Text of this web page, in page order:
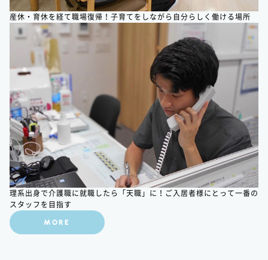
産休・育休を経て職場復帰！子育てをしながら自分らしく働ける場所
理系出身で介護職に就職したら「天職」に！ご入居者様にとって一番の
スタッフを目指す
MORE